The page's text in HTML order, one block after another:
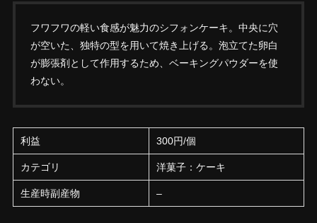
フワフワの軽い食感が魅力のシフォンケーキ。中央に穴
が空いた、独特の型を用いて焼き上げる。泡立てた卵白
が膨張剤として作用するため、ベーキングパウダーを使
わない。
利益 300円/個
カテゴリ 洋菓子：ケーキ
生産時副産物 –